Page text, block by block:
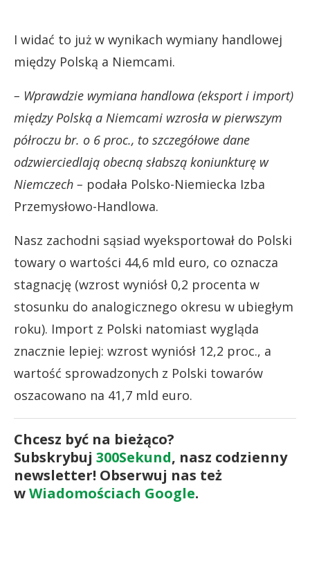
I widać to już w wynikach wymiany handlowej
między Polską a Niemcami.
– Wprawdzie wymiana handlowa (eksport i import)
między Polską a Niemcami wzrosła w pierwszym
półroczu br. o 6 proc., to szczegółowe dane
odzwierciedlają obecną słabszą koniunkturę w
Niemczech – podała Polsko-Niemiecka Izba
Przemysłowo-Handlowa.
Nasz zachodni sąsiad wyeksportował do Polski
towary o wartości 44,6 mld euro, co oznacza
stagnację (wzrost wyniósł 0,2 procenta w
stosunku do analogicznego okresu w ubiegłym
roku). Import z Polski natomiast wygląda
znacznie lepiej: wzrost wyniósł 12,2 proc., a
wartość sprowadzonych z Polski towarów
oszacowano na 41,7 mld euro.
Chcesz być na bieżąco?
Subskrybuj 300Sekund, nasz codzienny
newsletter! Obserwuj nas też
wWiadomościach Google.